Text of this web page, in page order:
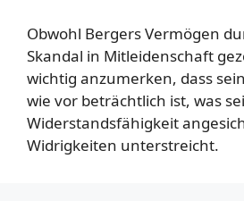
Obwohl Bergers Vermögen
Skandal in Mitleidenschaft
wichtig anzumerken, dass
wie vor beträchtlich ist, was
Widerstandsfähigkeit
Widrigkeiten unterstreicht.